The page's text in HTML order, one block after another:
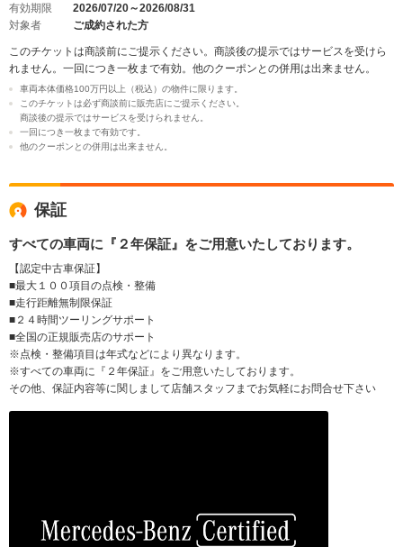
有効期限
2026/07/20～2026/08/31
対象者
ご成約された方
このチケットは商談前にご提示ください。商談後の提示ではサービスを受けら
れません。一回につき一枚まで有効。他のクーポンとの併用は出来ません。
車両本体価格100万円以上（税込）の物件に限ります。
このチケットは必ず商談前に販売店にご提示ください。
商談後の提示ではサービスを受けられません。
一回につき一枚まで有効です。
他のクーポンとの併用は出来ません。
保証
すべての車両に『２年保証』をご用意いたしております。
【認定中古車保証】
■最大１００項目の点検・整備
■走行距離無制限保証
■２４時間ツーリングサポート
■全国の正規販売店のサポート
※点検・整備項目は年式などにより異なります。
※すべての車両に『２年保証』をご用意いたしております。
その他、保証内容等に関しまして店舗スタッフまでお気軽にお問合せ下さい